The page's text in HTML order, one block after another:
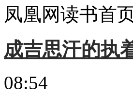
凤凰网读书首
成吉思汗的执
08:54